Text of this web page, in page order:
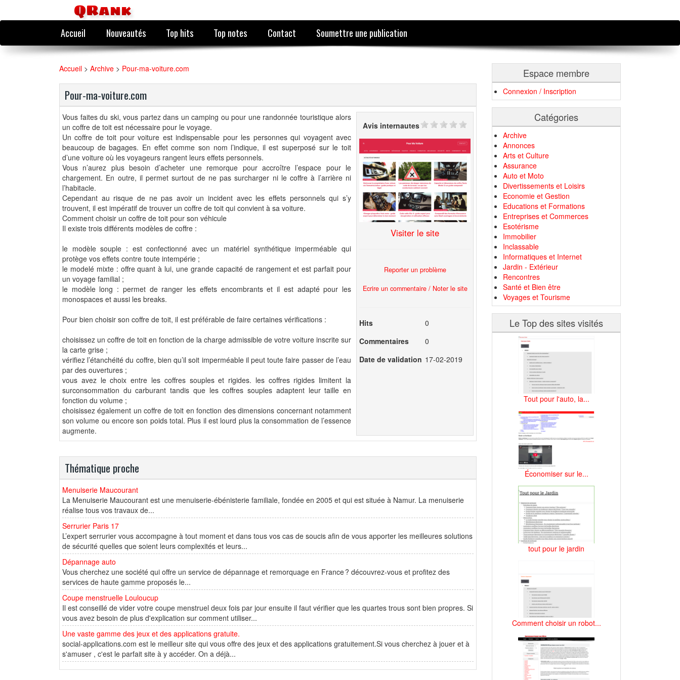
QRank
Accueil Nouveautés Top hits Top notes Contact Soumettre une publication
Accueil > Archive > Pour-ma-voiture.com
Pour-ma-voiture.com
Vous faites du ski, vous partez dans un camping ou pour une randonnée touristique alors
un coffre de toit est nécessaire pour le voyage.
Un coffre de toit pour voiture est indispensable pour les personnes qui voyagent avec
beaucoup de bagages. En effet comme son nom l’indique, il est superposé sur le toit
d’une voiture où les voyageurs rangent leurs effets personnels.
Vous n’aurez plus besoin d’acheter une remorque pour accroître l’espace pour le
chargement. En outre, il permet surtout de ne pas surcharger ni le coffre à l’arrière ni
l’habitacle.
Cependant au risque de ne pas avoir un incident avec les effets personnels qui s’y
trouvent, il est impératif de trouver un coffre de toit qui convient à sa voiture.
Comment choisir un coffre de toit pour son véhicule
Il existe trois différents modèles de coffre :
le modèle souple : est confectionné avec un matériel synthétique imperméable qui
protège vos effets contre toute intempérie ;
le modelé mixte : offre quant à lui, une grande capacité de rangement et est parfait pour
un voyage familial ;
le modèle long : permet de ranger les effets encombrants et il est adapté pour les
monospaces et aussi les breaks.
Pour bien choisir son coffre de toit, il est préférable de faire certaines vérifications :
choisissez un coffre de toit en fonction de la charge admissible de votre voiture inscrite sur
la carte grise ;
vérifiez l’étanchéité du coffre, bien qu’il soit imperméable il peut toute faire passer de l’eau
par des ouvertures ;
vous avez le choix entre les coffres souples et rigides. les coffres rigides limitent la
surconsommation du carburant tandis que les coffres souples adaptent leur taille en
fonction du volume ;
choisissez également un coffre de toit en fonction des dimensions concernant notamment
son volume ou encore son poids total. Plus il est lourd plus la consommation de l’essence
augmente.
Avis internautes
Visiter le site
Reporter un problème
Ecrire un commentaire / Noter le site
Hits
0
Commentaires
0
Date de validation 17-02-2019
Thématique proche
Menuiserie Maucourant
La Menuiserie Maucourant est une menuiserie-ébénisterie familiale, fondée en 2005 et qui est située à Namur. La menuiserie
réalise tous vos travaux de...
Serrurier Paris 17
L’expert serrurier vous accompagne à tout moment et dans tous vos cas de soucis afin de vous apporter les meilleures solutions
de sécurité quelles que soient leurs complexités et leurs...
Dépannage auto
Vous cherchez une société qui offre un service de dépannage et remorquage en France ? découvrez-vous et profitez des
services de haute gamme proposés le...
Coupe menstruelle Louloucup
Il est conseillé de vider votre coupe menstruel deux fois par jour ensuite il faut vérifier que les quartes trous sont bien propres. Si
vous avez besoin de plus d'explication sur comment utiliser...
Une vaste gamme des jeux et des applications gratuite.
social-applications.com est le meilleur site qui vous offre des jeux et des applications gratuitement.Si vous cherchez à jouer et à
s'amuser , c'est le parfait site à y accéder. On a déjà...
Espace membre
Connexion / Inscription
Catégories
Archive
Annonces
Arts et Culture
Assurance
Auto et Moto
Divertissements et Loisirs
Economie et Gestion
Educations et Formations
Entreprises et Commerces
Esotérisme
Immobilier
Inclassable
Informatiques et Internet
Jardin - Extérieur
Rencontres
Santé et Bien être
Voyages et Tourisme
Le Top des sites visités
Tout pour l'auto, la...
Économiser sur le...
tout pour le jardin
Comment choisir un robot...